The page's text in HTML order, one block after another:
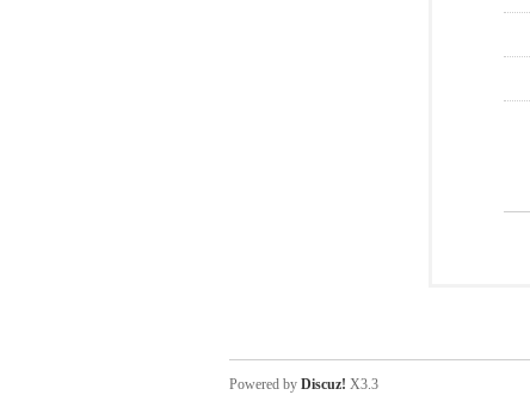
Powered by Discuz! X3.3